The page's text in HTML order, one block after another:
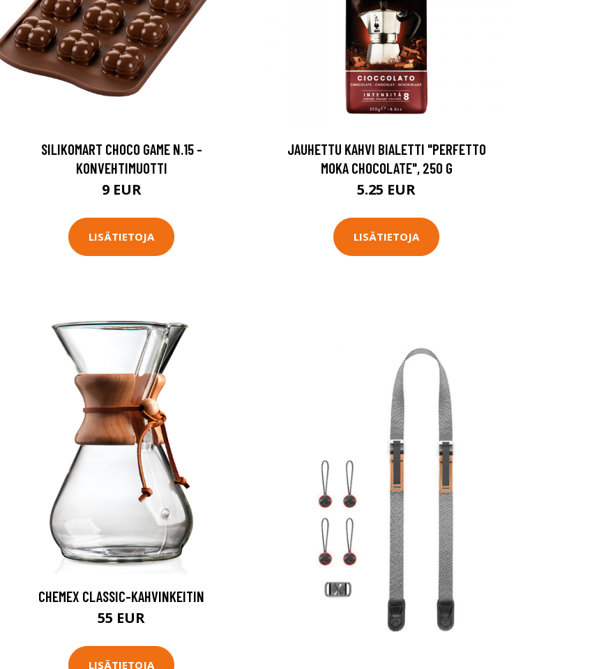
SILIKOMART CHOCO GAME N.15 -
KONVEHTIMUOTTI
9 EUR
LISÄTIETOJA
JAUHETTU KAHVI BIALETTI "PERFETTO
MOKA CHOCOLATE", 250 G
5.25 EUR
LISÄTIETOJA
CHEMEX CLASSIC-KAHVINKEITIN
55 EUR
LISÄTIETOJA